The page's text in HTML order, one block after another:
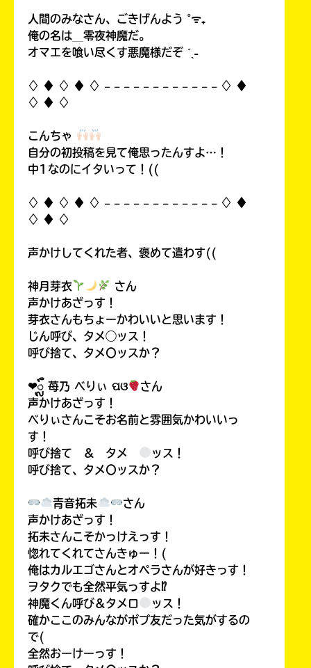
人間のみなさん、ごきげんよう ˚ᯤ₊
俺の名は＿零夜神魔だ。
オマエを喰い尽くす悪魔様だぞ ˊˎ˗
♢ ♦︎ ♢ ♦︎ ♢ 𓐄 𓐄 𓐄 𓐄 𓐄 𓐄 𓐄 𓐄 𓐄 𓐄 𓐄 𓐄 ♢ ♦︎
♢ ♦︎ ♢
こんちゃ
自分の初投稿を見て俺思ったんすよ…！
中1なのにイタいって！((
♢ ♦︎ ♢ ♦︎ ♢ 𓐄 𓐄 𓐄 𓐄 𓐄 𓐄 𓐄 𓐄 𓐄 𓐄 𓐄 𓐄 ♢ ♦︎
♢ ♦︎ ♢
声かけしてくれた者、褒めて遣わす((
神月芽衣
さん
声かけあざっす！
芽衣さんもちょーかわいいと思います！
じん呼び、タメ◯ッス！
呼び捨て、タメ〇ッスか？
❤︎ᬼ 苺乃 べりぃ ପଓ
さん
声かけあざっす！
べりぃさんこそお名前と雰囲気かわいいっ
す！
呼び捨て ＆ タメ
ッス！
呼び捨て、タメ〇ッスか？
青音拓未
さん
声かけあざっす！
拓未さんこそかっけえっす！
惚れてくれてさんきゅー！(
俺はカルエゴさんとオペラさんが好きっす！
ヲタクでも全然平気っすよ⁉
神魔くん呼び＆タメロ
ッス！
確かここのみんながポプ友だった気がするの
で(
全然おーけーっす！